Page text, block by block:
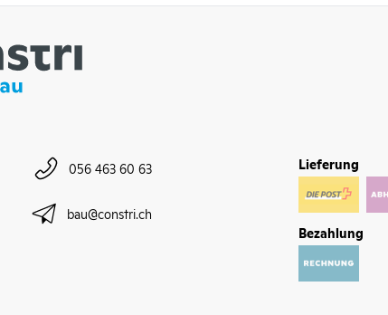
056 463 60 63
bau@constri.ch
Lieferung
Bezahlung